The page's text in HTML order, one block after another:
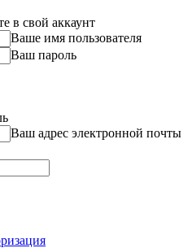
в свой аккаунт
Ваше имя пользователя
Ваш пароль
Ваш адрес электронной почты